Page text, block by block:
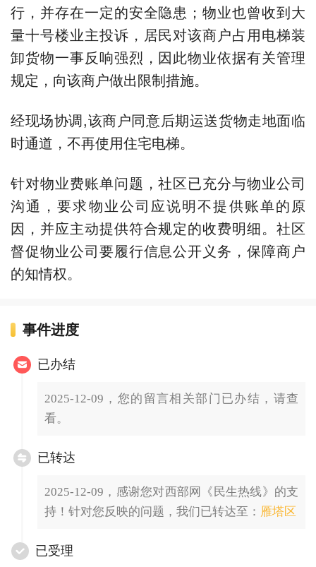
行，并存在一定的安全隐患；物业也曾收到大
量十号楼业主投诉，居民对该商户占用电梯装
卸货物一事反响强烈，因此物业依据有关管理
规定，向该商户做出限制措施。
经现场协调,该商户同意后期运送货物走地面临
时通道，不再使用住宅电梯。
针对物业费账单问题，社区已充分与物业公司
沟通，要求物业公司应说明不提供账单的原
因，并应主动提供符合规定的收费明细。社区
督促物业公司要履行信息公开义务，保障商户
的知情权。
事件进度
已办结
2025-12-09，您的留言相关部门已办结，请查
看。
已转达
2025-12-09，感谢您对西部网《民生热线》的支
持！针对您反映的问题，我们已转达至： 雁塔区
已受理